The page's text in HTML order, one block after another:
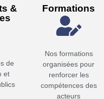
&
de
et
Formations
Nos formations
organisées pour
renforcer les
compétences des
acteurs